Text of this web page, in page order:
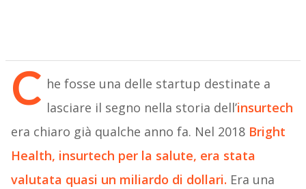
C he fosse una delle startup destinate a
lasciare il segno nella storia dell’insurtech
era chiaro già qualche anno fa. Nel 2018 Bright
Health, insurtech per la salute, era stata
valutata quasi un miliardo di dollari. Era una